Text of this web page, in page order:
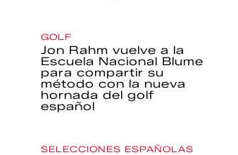
GOLF
Jon Rahm vuelve a la
Escuela Nacional Blume
para compartir su
método con la nueva
hornada del golf
español
SELECCIONES ESPAÑOLAS